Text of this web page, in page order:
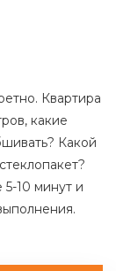
Квартира
какие
Какой
10 минут и